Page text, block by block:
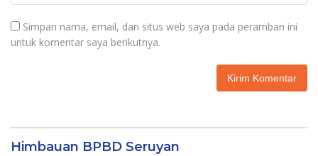
Simpan nama, email, dan situs web saya pada peramban ini
untuk komentar saya berikutnya.
Himbauan BPBD Seruyan